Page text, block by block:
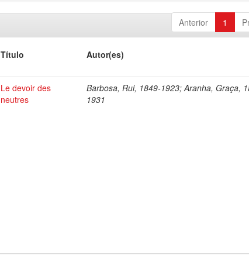
Anterior 1
Título Autor(es)
Le devoir des
neutres
Barbosa, Rui, 1849-1923; Aranha, Graça,
1931